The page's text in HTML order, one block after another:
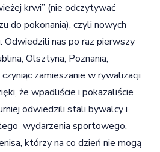
krwi” (nie odczytywać
do pokonania), czyli nowych
Odwiedzili nas po raz pierwszy
Olsztyna, Poznania,
zamieszanie w rywalizacji
że wpadliście i pokazaliście
odwiedzili stali bywalcy i
wydarzenia sportowego,
którzy na co dzień nie mogą